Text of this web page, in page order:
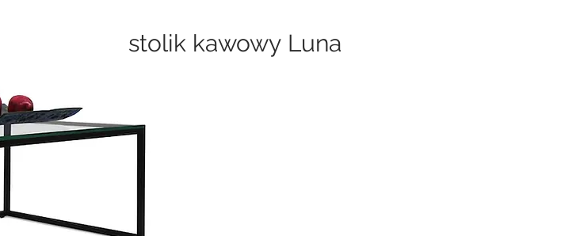
stolik kawowy Luna